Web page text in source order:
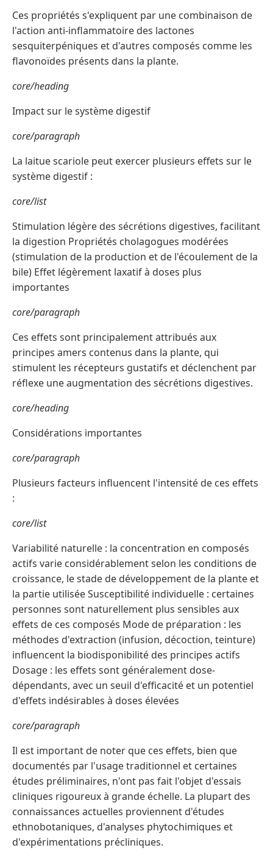
Ces propriétés s'expliquent par une combinaison de
l'action anti-inflammatoire des lactones
sesquiterpéniques et d'autres composés comme les
flavonoïdes présents dans la plante.
core/heading
Impact sur le système digestif
core/paragraph
La laitue scariole peut exercer plusieurs effets sur le
système digestif :
core/list
Stimulation légère des sécrétions digestives, facilitant
la digestion Propriétés cholagogues modérées
(stimulation de la production et de l'écoulement de la
bile) Effet légèrement laxatif à doses plus
importantes
core/paragraph
Ces effets sont principalement attribués aux
principes amers contenus dans la plante, qui
stimulent les récepteurs gustatifs et déclenchent par
réflexe une augmentation des sécrétions digestives.
core/heading
Considérations importantes
core/paragraph
Plusieurs facteurs influencent l'intensité de ces effets
:
core/list
Variabilité naturelle : la concentration en composés
actifs varie considérablement selon les conditions de
croissance, le stade de développement de la plante et
la partie utilisée Susceptibilité individuelle : certaines
personnes sont naturellement plus sensibles aux
effets de ces composés Mode de préparation : les
méthodes d'extraction (infusion, décoction, teinture)
influencent la biodisponibilité des principes actifs
Dosage : les effets sont généralement dose-
dépendants, avec un seuil d'efficacité et un potentiel
d'effets indésirables à doses élevées
core/paragraph
Il est important de noter que ces effets, bien que
documentés par l'usage traditionnel et certaines
études préliminaires, n'ont pas fait l'objet d'essais
cliniques rigoureux à grande échelle. La plupart des
connaissances actuelles proviennent d'études
ethnobotaniques, d'analyses phytochimiques et
d'expérimentations précliniques.